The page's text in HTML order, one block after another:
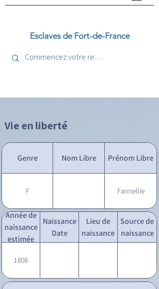
Esclaves de Fort-de-France
Vie en liberté
Genre Nom Libre Prénom Libre
F Fannellie
Année de
naissance
estimée
Naissance
Date
Lieu de
naissance
Source de
naissance
1808